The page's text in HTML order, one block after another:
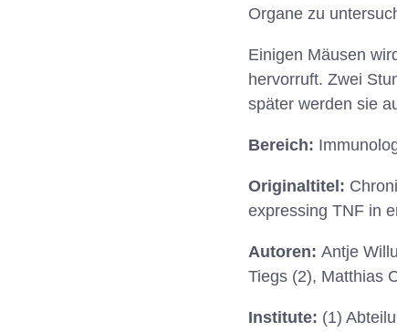
Organe zu
Einigen Mäusen
hervorruft. Zwei
später werden sie
Bereich:
Originaltitel:
expressing TNF in
Autoren: Antje
Tiegs (2), Matthias
Institute: (1)